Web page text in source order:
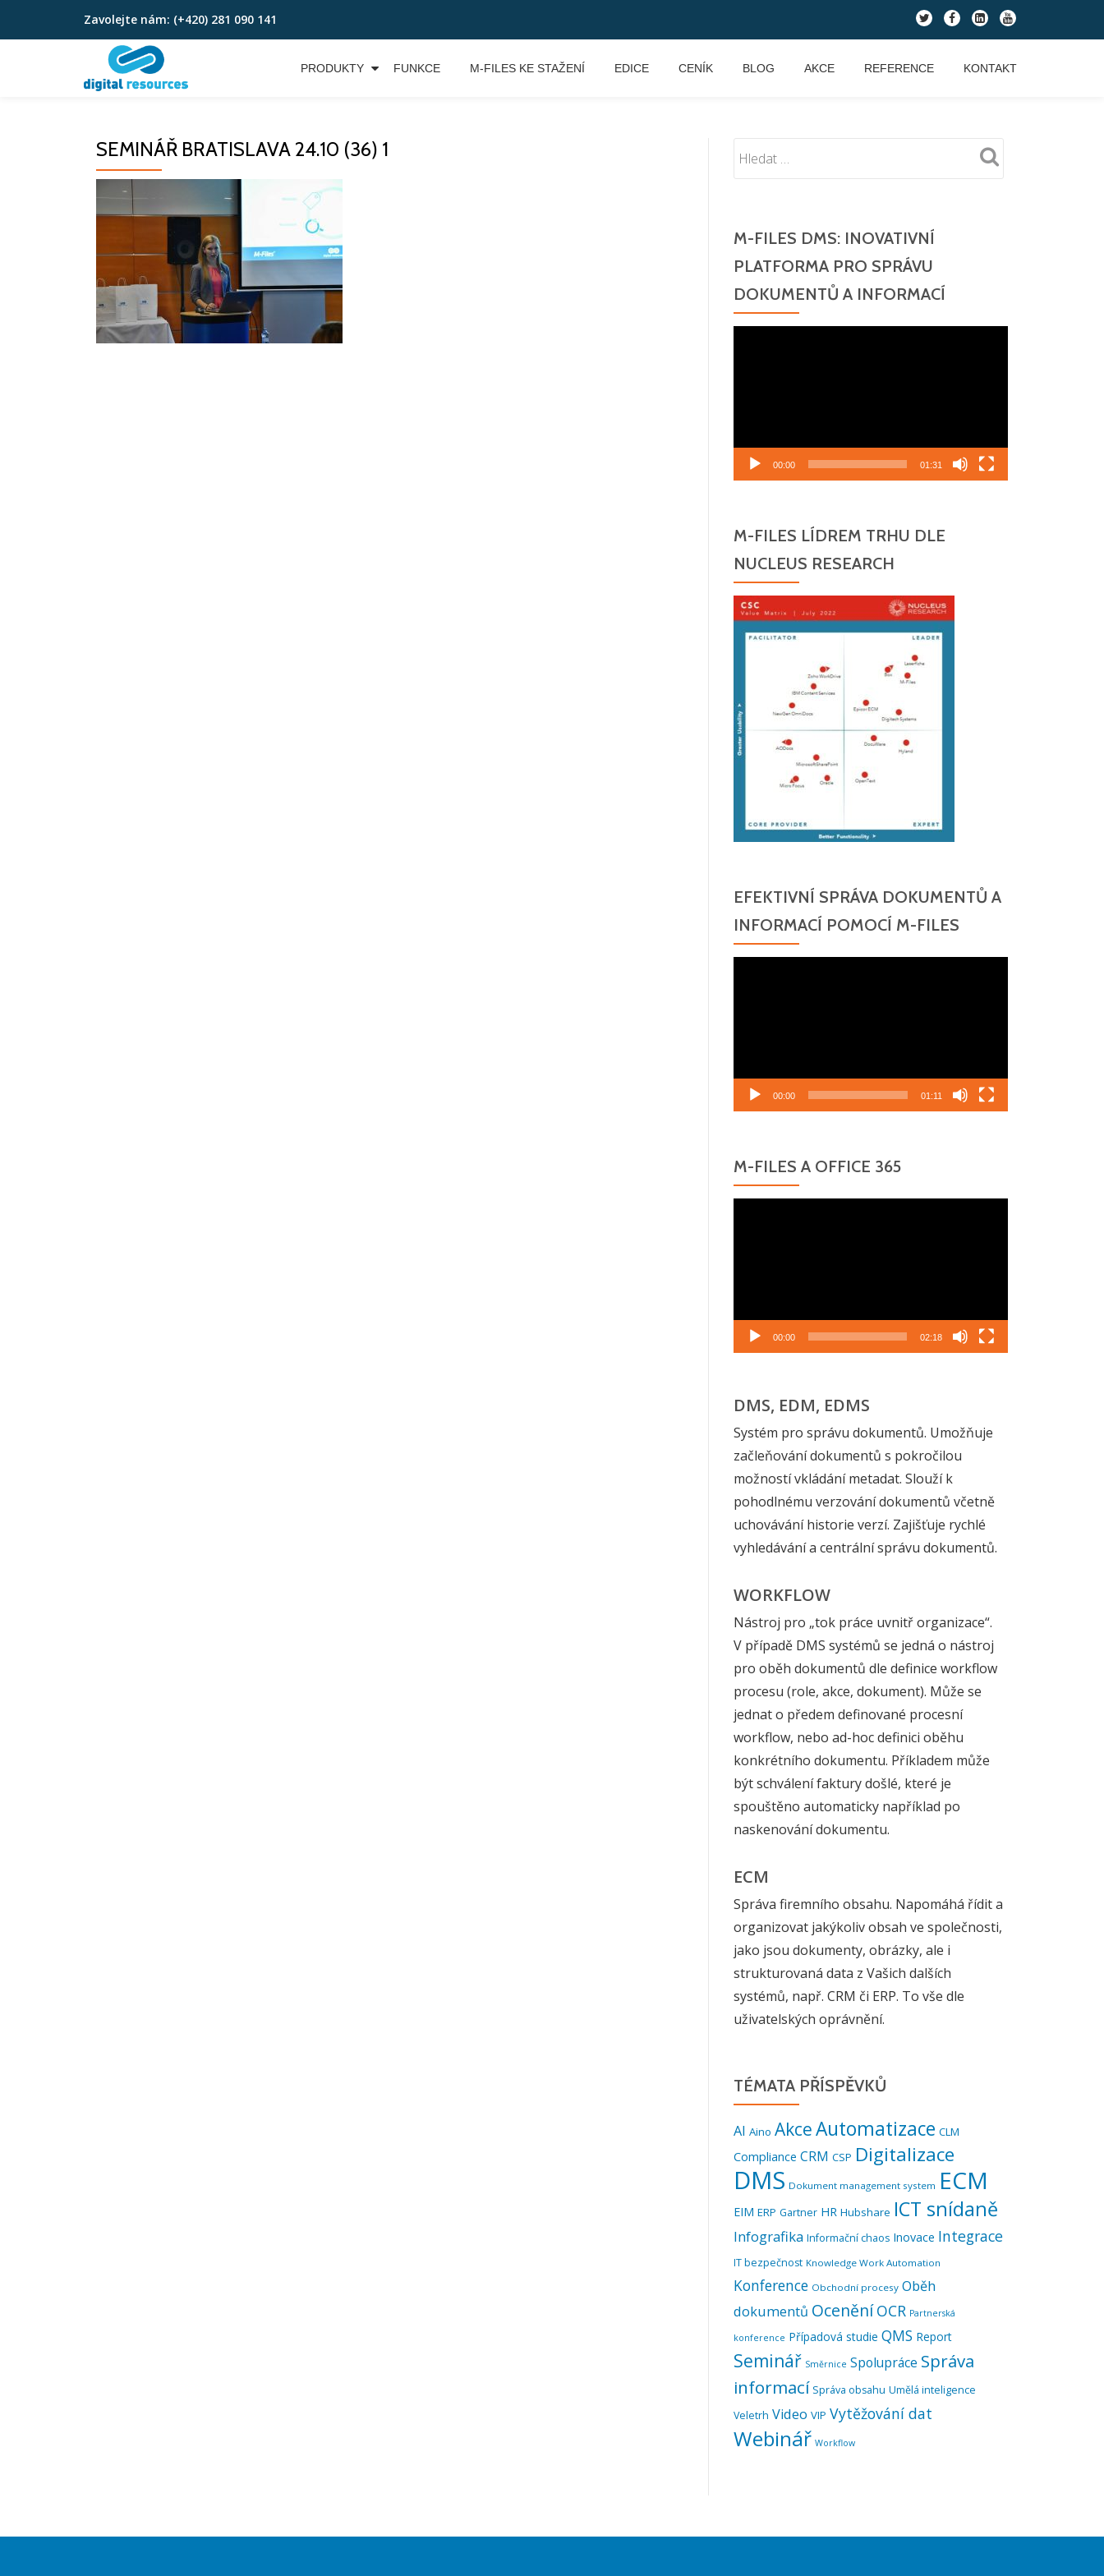
Přeskočit
Zavolejte nám: (+420) 281 090 141
fa-
twitter
fa-
facebook
fa-
linkedin-
square
fa-
youtube
PRODUKTY FUNKCE M-FILES KE STAŽENÍ EDICE CENÍK BLOG AKCE REFERENCE KONTAKT
SEMINÁŘ BRATISLAVA 24.10 (36) 1
M-FILES DMS: INOVATIVNÍ
PLATFORMA PRO SPRÁVU
DOKUMENTŮ A INFORMACÍ
00:00 01:31
M-FILES LÍDREM TRHU DLE
NUCLEUS RESEARCH
EFEKTIVNÍ SPRÁVA DOKUMENTŮ A
INFORMACÍ POMOCÍ M-FILES
00:00 01:11
M-FILES A OFFICE 365
00:00 02:18
DMS, EDM, EDMS
Systém pro správu dokumentů. Umožňuje
začleňování dokumentů s pokročilou
možností vkládání metadat. Slouží k
pohodlnému verzování dokumentů včetně
uchovávání historie verzí. Zajišťuje rychlé
vyhledávání a centrální správu dokumentů.
WORKFLOW
Nástroj pro „tok práce uvnitř organizace“.
V případě DMS systémů se jedná o nástroj
pro oběh dokumentů dle definice workflow
procesu (role, akce, dokument). Může se
jednat o předem definované procesní
workflow, nebo ad-hoc definici oběhu
konkrétního dokumentu. Příkladem může
být schválení faktury došlé, které je
spouštěno automaticky například po
naskenování dokumentu.
ECM
Správa firemního obsahu. Napomáhá řídit a
organizovat jakýkoliv obsah ve společnosti,
jako jsou dokumenty, obrázky, ale i
strukturovaná data z Vašich dalších
systémů, např. CRM či ERP. To vše dle
uživatelských oprávnění.
TÉMATA PŘÍSPĚVKŮ
AI Aino AkceAutomatizace CLM
Compliance CRM CSP Digitalizace
DMS Dokument management system ECM
EIM ERP Gartner HR Hubshare ICT snídaně
Infografika Informační chaos Inovace Integrace
IT bezpečnost Knowledge Work Automation
Konference Obchodní procesy Oběh
dokumentů Ocenění OCR Partnerská
konference Případová studie QMS Report
Seminář Směrnice Spolupráce Správa
informací Správa obsahu Umělá inteligence
Veletrh Video VIP Vytěžování dat
Webinář Workflow